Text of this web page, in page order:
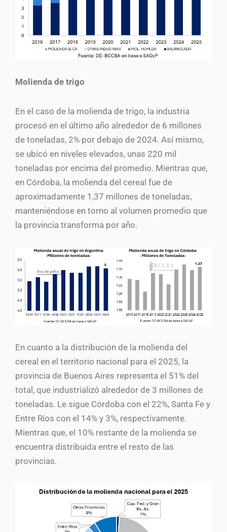
Molienda de trigo
En el caso de la molienda de trigo, la industria
procesó en el último año alrededor de 6 millones
de toneladas, 2% por debajo de 2024. Así mismo,
se ubicó en niveles elevados, unas 220 mil
toneladas por encima del promedio. Mientras que,
en Córdoba, la molienda del cereal fue de
aproximadamente 1,37 millones de toneladas,
manteniéndose en torno al volumen promedio que
la provincia transforma por año.
En cuanto a la distribución de la molienda del
cereal en el territorio nacional para el 2025, la
provincia de Buenos Aires representa el 51% del
total, que industrializó alrededor de 3 millones de
toneladas. Le sigue Córdoba con el 22%, Santa Fe y
Entre Ríos con el 14% y 3%, respectivamente.
Mientras que, el 10% restante de la molienda se
encuentra distribuida entre el resto de las
provincias.